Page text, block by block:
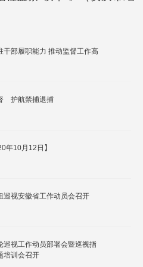
干部履职能力 推动监督工作高
护航禁捕退捕
年10月12日】
巡视安徽省工作动员会召开
巡视工作动员部署会暨巡视指
培训会召开